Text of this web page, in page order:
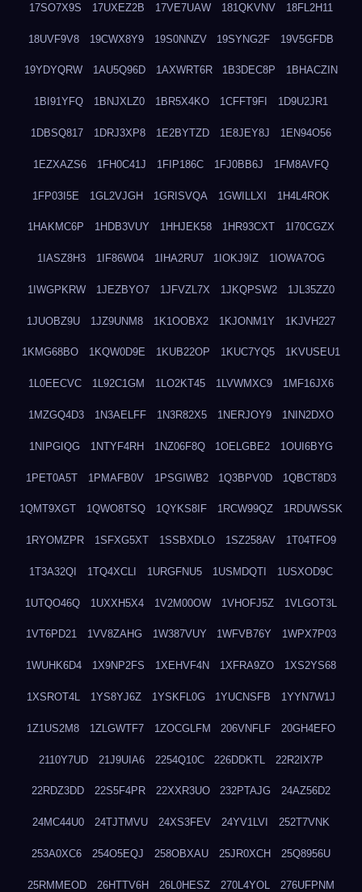
17SO7X9S 17UXEZ2B 17VE7UAW 181QKVNV 18FL2H11
18UVF9V8 19CWX8Y9 19S0NNZV 19SYNG2F 19V5GFDB
19YDYQRW 1AU5Q96D 1AXWRT6R 1B3DEC8P 1BHACZIN
1BI91YFQ 1BNJXLZ0 1BR5X4KO 1CFFT9FI 1D9U2JR1
1DBSQ817 1DRJ3XP8 1E2BYTZD 1E8JEY8J 1EN94O56
1EZXAZS6 1FH0C41J 1FIP186C 1FJ0BB6J 1FM8AVFQ
1FP03I5E 1GL2VJGH 1GRISVQA 1GWILLXI 1H4L4ROK
1HAKMC6P 1HDB3VUY 1HHJEK58 1HR93CXT 1I70CGZX
1IASZ8H3 1IF86W04 1IHA2RU7 1IOKJ9IZ 1IOWA7OG
1IWGPKRW 1JEZBYO7 1JFVZL7X 1JKQPSW2 1JL35ZZ0
1JUOBZ9U 1JZ9UNM8 1K1OOBX2 1KJONM1Y 1KJVH227
1KMG68BO 1KQW0D9E 1KUB22OP 1KUC7YQ5 1KVUSEU1
1L0EECVC 1L92C1GM 1LO2KT45 1LVWMXC9 1MF16JX6
1MZGQ4D3 1N3AELFF 1N3R82X5 1NERJOY9 1NIN2DXO
1NIPGIQG 1NTYF4RH 1NZ06F8Q 1OELGBE2 1OUI6BYG
1PET0A5T 1PMAFB0V 1PSGIWB2 1Q3BPV0D 1QBCT8D3
1QMT9XGT 1QWO8TSQ 1QYKS8IF 1RCW99QZ 1RDUWSSK
1RYOMZPR 1SFXG5XT 1SSBXDLO 1SZ258AV 1T04TFO9
1T3A32QI 1TQ4XCLI 1URGFNU5 1USMDQTI 1USXOD9C
1UTQO46Q 1UXXH5X4 1V2M00OW 1VHOFJ5Z 1VLGOT3L
1VT6PD21 1VV8ZAHG 1W387VUY 1WFVB76Y 1WPX7P03
1WUHK6D4 1X9NP2FS 1XEHVF4N 1XFRA9ZO 1XS2YS68
1XSROT4L 1YS8YJ6Z 1YSKFL0G 1YUCNSFB 1YYN7W1J
1Z1US2M8 1ZLGWTF7 1ZOCGLFM 206VNFLF 20GH4EFO
2110Y7UD 21J9UIA6 2254Q10C 226DDKTL 22R2IX7P
22RDZ3DD 22S5F4PR 22XXR3UO 232PTAJG 24AZ56D2
24MC44U0 24TJTMVU 24XS3FEV 24YV1LVI 252T7VNK
253A0XC6 254O5EQJ 258OBXAU 25JR0XCH 25Q8956U
25RMMEOD 26HTTV6H 26L0HESZ 270L4YOL 276UFPNM